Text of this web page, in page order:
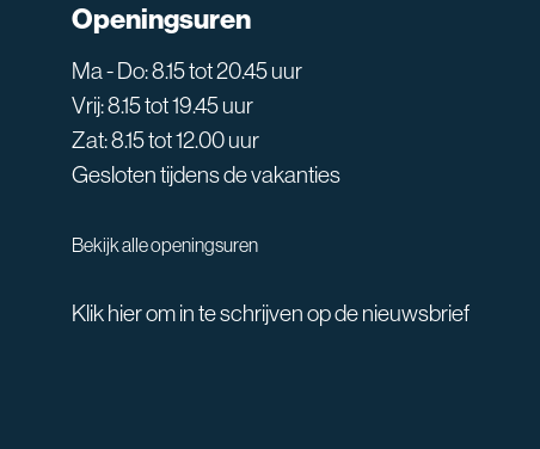
Openingsuren
Ma - Do: 8.15 tot 20.45 uur
Vrij: 8.15 tot 19.45 uur
Zat: 8.15 tot 12.00 uur
Gesloten tijdens de vakanties
Bekijk alle openingsuren
Klik hier om in te schrijven op de nieuwsbrief